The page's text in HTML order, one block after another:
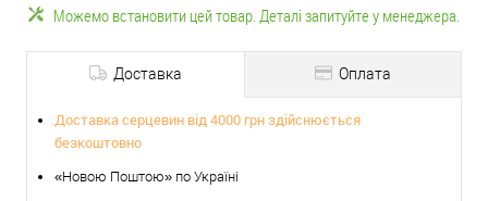
Можемо встановити цей товар. Деталі запитуйте у менеджера.
Доставка Оплата
Доставка серцевин від 4000 грн здійснюється
безкоштовно
«Новою Поштою» по Україні